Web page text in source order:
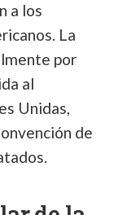
a los
La
por
al
Unidas,
de